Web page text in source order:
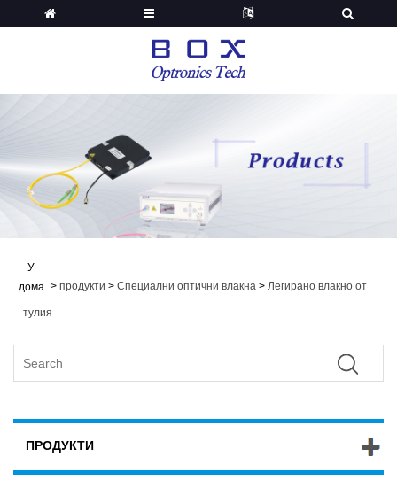
У
дома > продукти > Специални оптични влакна > Легирано влакно от
тулия
ПРОДУКТИ